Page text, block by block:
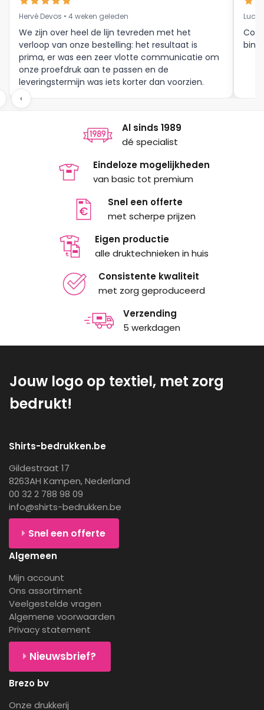
worden
op
de
productpagina
productpagina
Hervé Devos • 4 weken geleden
We zijn over heel de lijn tevreden met het
verloop van onze bestelling: het resultaat is
prima, er was een zeer vlotte communicatie om
onze proefdruk aan te passen en de
leveringstermijn was iets korter dan voorzien.
Meer moet dat niet zijn.
Luc
‹
Al sinds 1989
dé specialist
Eindeloze mogelijkheden
van basic tot premium
Snel een offerte
met scherpe prijzen
Eigen productie
alle druktechnieken in huis
Consistente kwaliteit
met zorg geproduceerd
Verzending
5 werkdagen
Jouw logo op textiel, met zorg
bedrukt!
Shirts-bedrukken.be
Gildestraat 17
8263AH Kampen, Nederland
00 32 2 788 98 09
info@shirts-bedrukken.be
Snel een offerte
Algemeen
Mijn account
Ons assortiment
Veelgestelde vragen
Algemene voorwaarden
Privacy statement
Nieuwsbrief?
Brezo bv
Onze drukkerij